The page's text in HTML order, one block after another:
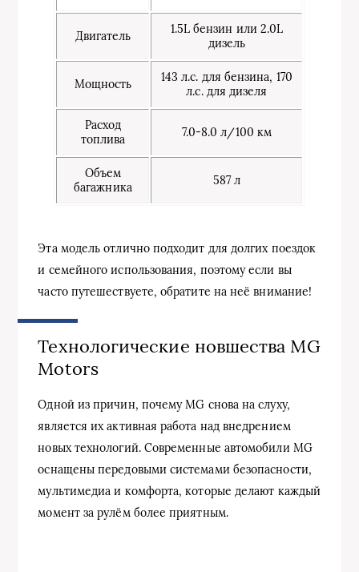
Двигатель
1.5L бензин или 2.0L
дизель
Мощность
143 л.с. для бензина, 170
л.с. для дизеля
Расход
топлива
7.0-8.0 л/100 км
Объем
багажника
587 л
Эта модель отлично подходит для долгих поездок
и семейного использования, поэтому если вы
часто путешествуете, обратите на неё внимание!
Технологические новшества MG
Motors
Одной из причин, почему MG снова на слуху,
является их активная работа над внедрением
новых технологий. Современные автомобили MG
оснащены передовыми системами безопасности,
мультимедиа и комфорта, которые делают каждый
момент за рулём более приятным.